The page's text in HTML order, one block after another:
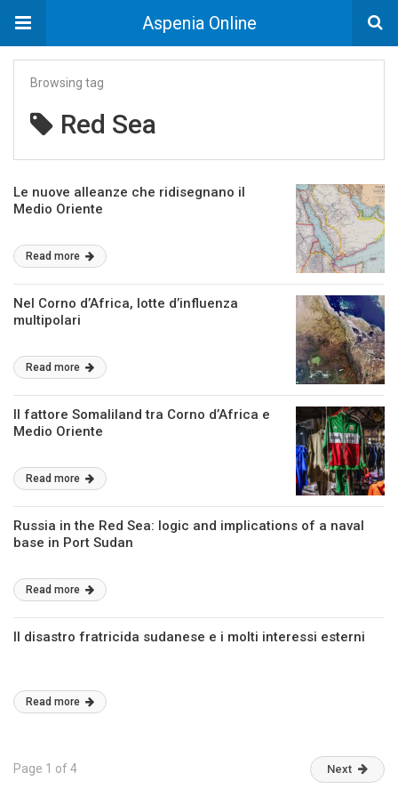
Aspenia Online
Browsing tag
Red Sea
Le nuove alleanze che ridisegnano il
Medio Oriente
Read more
Nel Corno d’Africa, lotte d’influenza
multipolari
Read more
Il fattore Somaliland tra Corno d’Africa e
Medio Oriente
Read more
Russia in the Red Sea: logic and implications of a naval
base in Port Sudan
Read more
Il disastro fratricida sudanese e i molti interessi esterni
Read more
Page 1 of 4 Next